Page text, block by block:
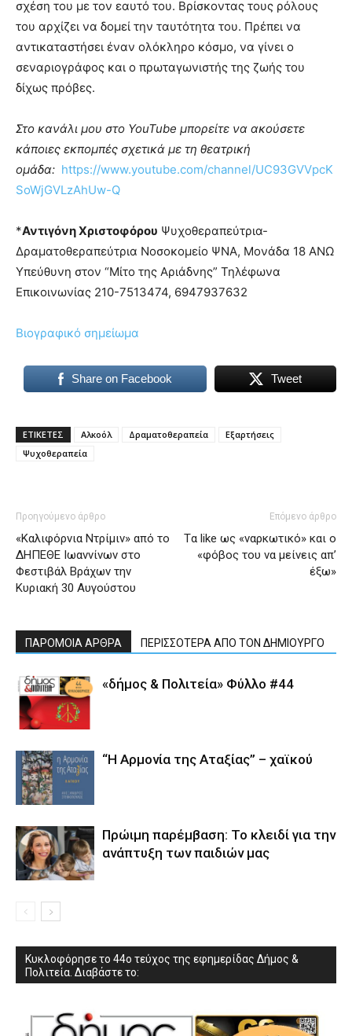
σχέση του με τον εαυτό του. Βρίσκοντας τους ρόλους
του αρχίζει να δομεί την ταυτότητα του. Πρέπει να
αντικαταστήσει έναν ολόκληρο κόσμο, να γίνει ο
σεναριογράφος και ο πρωταγωνιστής της ζωής του
δίχως πρόβες.
Στο κανάλι μου στο YouTube μπορείτε να ακούσετε
κάποιες εκπομπές σχετικά με τη θεατρική
ομάδα: https://www.youtube.com/channel/UC93GVVpcK
SoWjGVLzAhUw-Q
*Αντιγόνη Χριστοφόρου Ψυχοθεραπεύτρια-
Δραματοθεραπεύτρια Νοσοκομείο ΨΝΑ, Μονάδα 18 ΑΝΩ
Υπεύθυνη στον “Μίτο της Αριάδνης” Τηλέφωνα
Επικοινωνίας 210-7513474, 6947937632
Βιογραφικό σημείωμα
Share on Facebook Tweet
ΕΤΙΚΕΤΕΣ Αλκοόλ Δραματοθεραπεία
Εξαρτήσεις
Ψυχοθεραπεία
Προηγούμενο άρθρο
«Καλιφόρνια Ντρίμιν» από το
ΔΗΠΕΘΕ Ιωαννίνων στο
Φεστιβάλ Βράχων την
Κυριακή 30 Αυγούστου
Επόμενο άρθρο
Tα like ως «ναρκωτικό» και ο
«φόβος του να μείνεις απ’
έξω»
ΠΑΡΟΜΟΙΑ ΑΡΘΡΑ ΠΕΡΙΣΣΟΤΕΡΑ ΑΠΟ ΤΟΝ ΔΗΜΙΟΥΡΓΟ
«δήμος & Πολιτεία» Φύλλο #44
“Η Αρμονία της Αταξίας” – χαϊκού
Πρώιμη παρέμβαση: Το κλειδί για την
ανάπτυξη των παιδιών µας
Κυκλοφόρησε το 44ο τεύχος της εφημερίδας Δήμος &
Πολιτεία. Διαβάστε το: